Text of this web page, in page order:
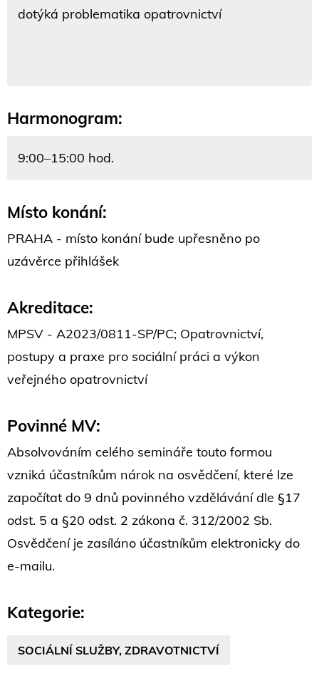
dotýká problematika opatrovnictví
Harmonogram:
9:00–15:00 hod.
Místo konání:
PRAHA - místo konání bude upřesněno po
uzávěrce přihlášek
Akreditace:
MPSV - A2023/0811-SP/PC; Opatrovnictví,
postupy a praxe pro sociální práci a výkon
veřejného opatrovnictví
Povinné MV:
Absolvováním celého semináře touto formou
vzniká účastníkům nárok na osvědčení, které lze
započítat do 9 dnů povinného vzdělávání dle §17
odst. 5 a §20 odst. 2 zákona č. 312/2002 Sb.
Osvědčení je zasíláno účastníkům elektronicky do
e-mailu.
Kategorie:
SOCIÁLNÍ SLUŽBY, ZDRAVOTNICTVÍ